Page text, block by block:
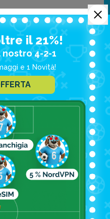
sempre più
è intenso
secco, perfetto per
l'autenticità
a paesaggi naturali
nelle acque
e relax sulle
o Muscat.
in Oman”?
il 21%!
4-2-1
e 1 Novità!